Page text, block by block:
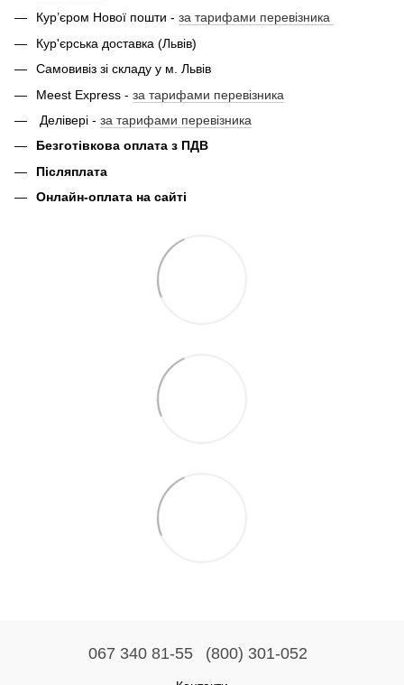
Кур’єром Нової пошти - за тарифами перевізника
Кур'єрська доставка (Львів)
Самовивіз зі складу у м. Львів
Meest Express - за тарифами перевізника
Делівері - за тарифами перевізника
Безготівкова оплата з ПДВ
Післяплата
Онлайн-оплата на сайті
067 340 81-55 (800) 301-052